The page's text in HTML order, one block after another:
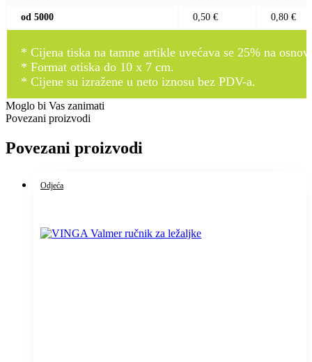
od 5000 0,50 € 0,80 €
* Cijena tiska na tamne artikle uvećava se 25% na
* Format otiska do 10 x 7 cm.
* Cijene su izražene u neto iznosu bez PDV-a.
Moglo bi Vas zanimati
Povezani proizvodi
Povezani proizvodi
Odjeća